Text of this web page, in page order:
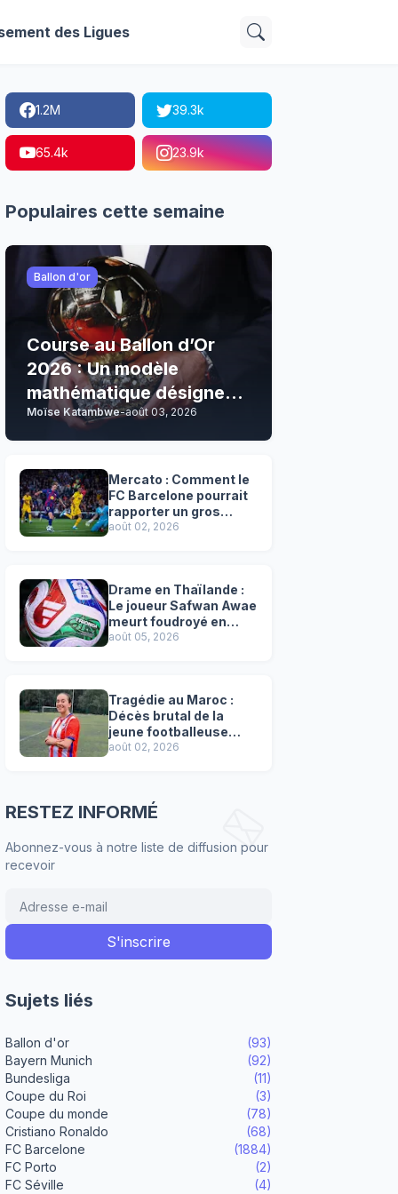
des Ligues
1.2M 39.3k
65.4k 23.9k
Populaires cette semaine
Ballon d'or
Course au Ballon d’Or
2026 : Un modèle
mathématique désigne
son grand favori !
Moïse Katambwe-août 03, 2026
Mercato : Comment le
FC Barcelone pourrait
rapporter un gros
chèque inespéré à l’OM
août 02, 2026
Drame en Thaïlande :
Le joueur Safwan Awae
meurt foudroyé en
plein match
août 05, 2026
Tragédie au Maroc :
Décès brutal de la
jeune footballeuse
Faten Ben Amar El
août 02, 2026
RESTEZ INFORMÉ
Abonnez-vous à notre liste de diffusion pour
recevoir
Sujets liés
Ballon d'or
(93)
Bayern Munich
(92)
Bundesliga
(11)
Coupe du Roi
(3)
Coupe du monde
(78)
Cristiano Ronaldo
(68)
FC Barcelone
(1884)
FC Porto
(2)
FC Séville
(4)